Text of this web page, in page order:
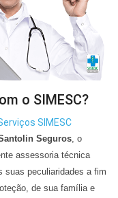
o SIMESC?
SIMESC
Seguros , o
assessoria técnica
suas peculiaridades a fim
de sua família e